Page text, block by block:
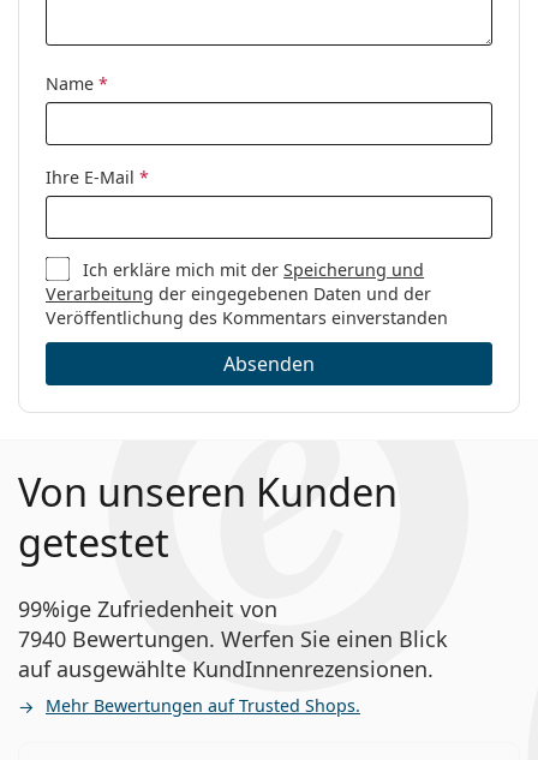
Name *
Ihre E-Mail *
Ich erkläre mich mit derSpeicherung und
Verarbeitung der eingegebenen Daten und der
Veröffentlichung des Kommentars einverstanden
Absenden
Von unseren Kunden
getestet
99%ige Zufriedenheit von
7940 Bewertungen. Werfen Sie einen Blick
auf ausgewählte KundInnenrezensionen.
Mehr Bewertungen auf Trusted Shops.